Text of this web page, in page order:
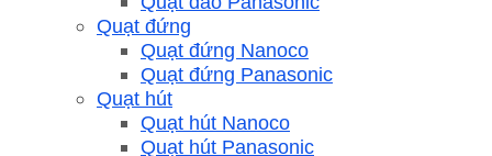
Quạt đứng
Quạt đứng Nanoco
Quạt đứng Panasonic
Quạt hút
Quạt hút Nanoco
Quạt hút Panasonic